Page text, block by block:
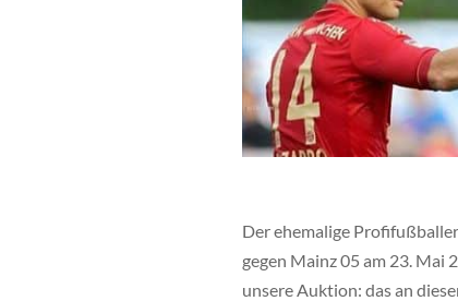
Der ehemalige
gegen Mainz 05 am 23. Mai
unsere Auktion: das an